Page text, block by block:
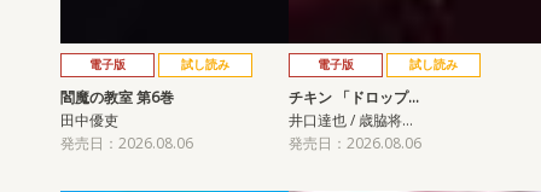
電子版 試し読み
閻魔の教室 第6巻
田中優吏
発売日：2026.08.06
電子版 試し読み
チキン 「ドロップ…
井口達也 / 歳脇将…
発売日：2026.08.06